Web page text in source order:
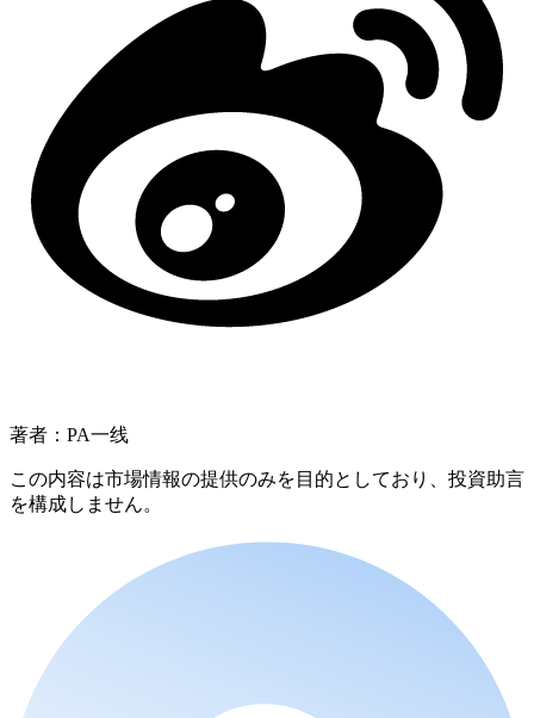
著者：PA一线
この内容は市場情報の提供のみを目的としており、投資助言
を構成しません。